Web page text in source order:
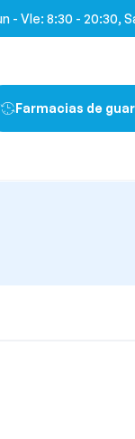
- VIe: 8:30 - 20:30,
Farmacias de